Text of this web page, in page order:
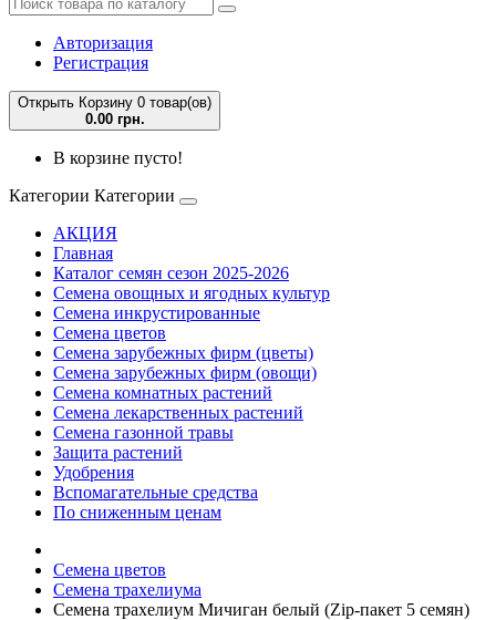
Авторизация
Регистрация
Открыть Корзину 0 товар(ов)
0.00 грн.
В корзине пусто!
Категории Категории
АКЦИЯ
Главная
Каталог семян сезон 2025-2026
Семена овощных и ягодных культур
Семена инкрустированные
Семена цветов
Семена зарубежных фирм (цветы)
Семена зарубежных фирм (овощи)
Семена комнатных растений
Семена лекарственных растений
Семена газонной травы
Защита растений
Удобрения
Вспомагательные средства
По сниженным ценам
Семена цветов
Семена трахелиума
Семена трахелиум Мичиган белый (Zip-пакет 5 семян)